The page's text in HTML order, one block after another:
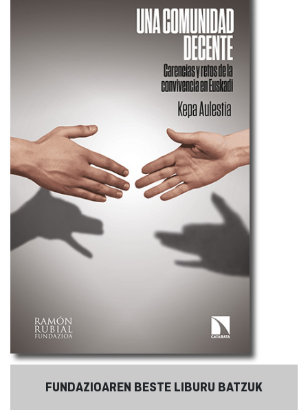
FUNDAZIOAREN BESTE LIBURU BATZUK